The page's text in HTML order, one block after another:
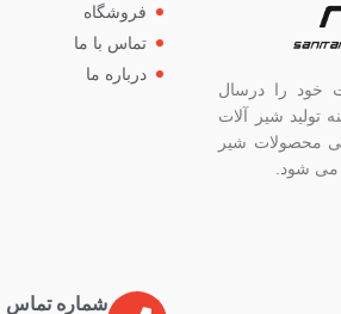
خود را درسال
تولید شیر آلات
محصولات شیر
می شود.
فروشگاه
تماس با ما
درباره ما
شماره تماس